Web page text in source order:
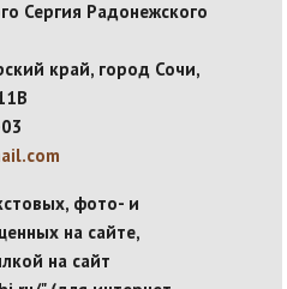
Сергия Радонежского
край, город Сочи,
фото- и
на сайте,
на сайт